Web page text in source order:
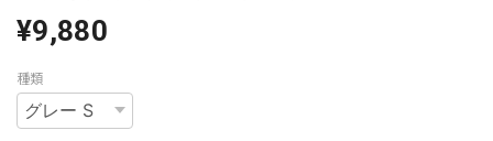
¥9,880
種類